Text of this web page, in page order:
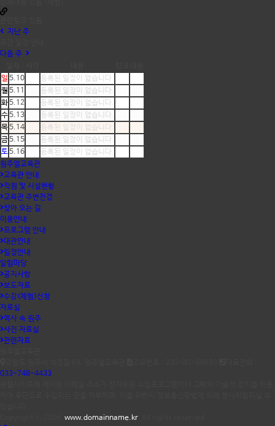
지난 주
다음 주
일 5.10
등록된 일정이 없습니다.
월 5.11
등록된 일정이 없습니다.
화5.12
등록된 일정이 없습니다.
수5.13
등록된 일정이 없습니다.
목5.14
등록된 일정이 없습니다.
금5.15
등록된 일정이 없습니다.
토5.16
등록된 일정이 없습니다.
원주얼교육관
교육관 안내
직원 및 시설현황
교육관 주변전경
찾아 오는 길
이용안내
프로그램 안내
대관안내
일정안내
알림마당
공지사항
보도자료
수강(체험)신청
자료실
역사 속 원주
사진 자료실
관련자료
033-748-4433
www.domainname.kr